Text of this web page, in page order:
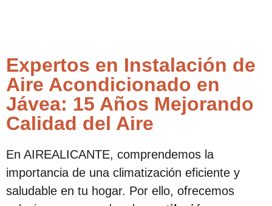
Expertos en Instalación de
Aire Acondicionado en
Jávea: 15 Años Mejorando
Calidad del Aire
En AIREALICANTE, comprendemos la
importancia de una climatización eficiente y
saludable en tu hogar. Por ello, ofrecemos